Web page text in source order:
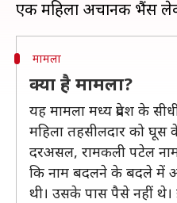
मामला
क्या है मामला?
यह मामला मध्य प्रदेश के
महिला तहसीलदार को
दरअसल, रामकली पटेल
कि नाम बदलने के बदले में
थी। उसके पास पैसे नहीं थे।